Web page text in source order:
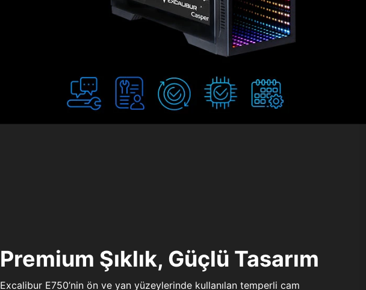
Premium Şıklık, Güçlü Tasarım
Excalibur E750’nin ön ve yan yüzeylerinde kullanılan temperli cam